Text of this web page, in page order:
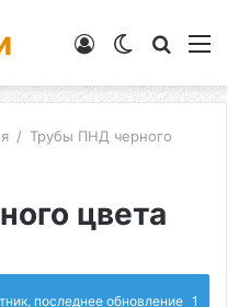
Switch
Войти
/ Трубы ПНД черного
цвета
последнее обновление 1